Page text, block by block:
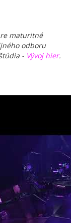
maturitné
odboru
- Vývoj hier.